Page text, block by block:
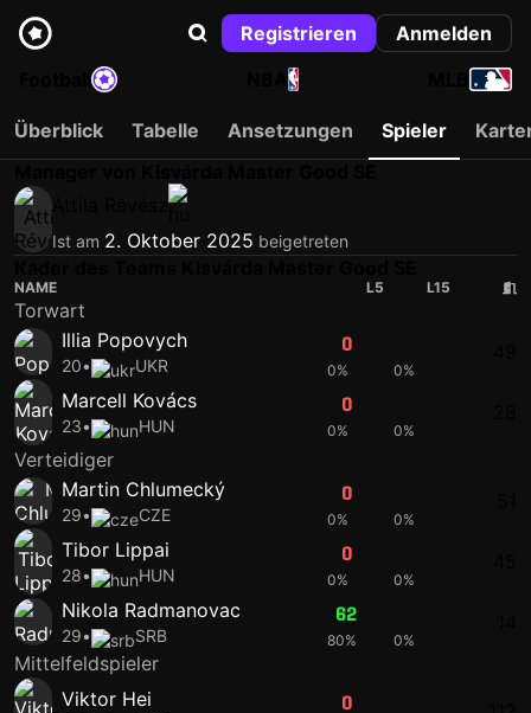
Registrieren
Anmelden
NBA
Überblick Tabelle Ansetzungen Spieler
Ist am 2. Oktober 2025 beigetreten
NAME L5 L15
Torwart
Illia Popovych
20• UKR
0
0% 0%
Marcell Kovács
23• HUN
0
0% 0%
Verteidiger
Martin Chlumecký
29• CZE
0
0% 0%
Tibor Lippai
28• HUN
0
0% 0%
Nikola Radmanovac
29• SRB
62
80% 0%
Mittelfeldspieler
Viktor Hei
0